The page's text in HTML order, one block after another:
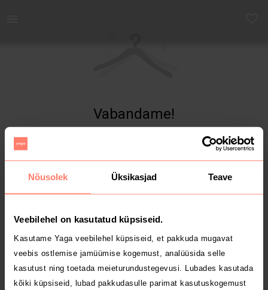
Nõusolek Üksikasjad Teave
Veebilehel on kasutatud küpsiseid.
Kasutame Yaga veebilehel küpsiseid, et pakkuda mugavat
veebis ostlemise jamüümise kogemust, analüüsida selle
kasutust ning toetada meieturundustegevusi. Lubades kasutada
kõiki küpsiseid, lubad pakkudasulle parimat kasutuskogemust
Vabandame!